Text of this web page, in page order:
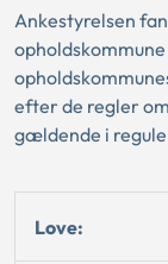
Ankestyrelsen
efter de regler
gældende i
Love: